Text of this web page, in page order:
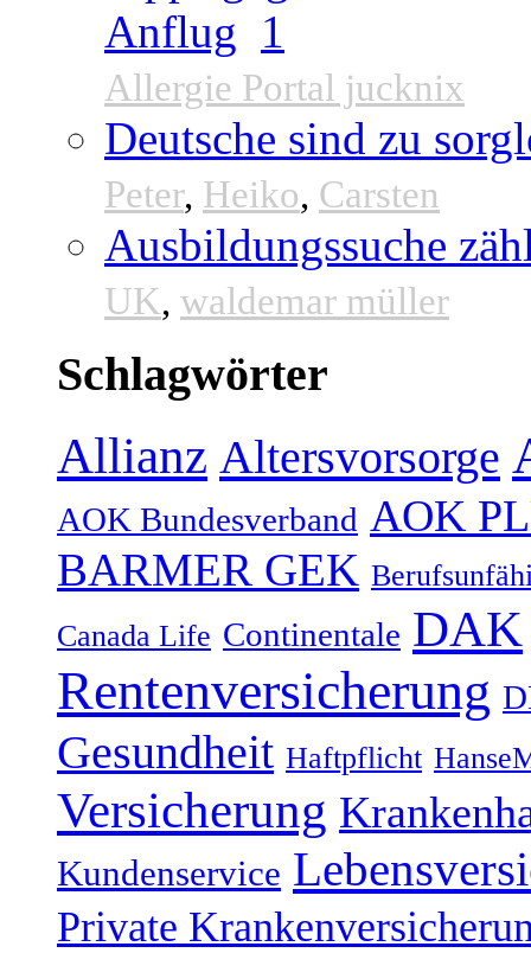
Anflug 1
Allergie Portal jucknix
Deutsche sind zu
Peter, Heiko, Carsten
Ausbildungssuche
UK, waldemar müller
Schlagwörter
Allianz Altersvorsorge
AOK Bundesverband AOK
BARMER GEK
Canada Life Continentale DAK
Rentenversicherung
Gesundheit Haftpflicht
Versicherung
Kundenservice
Private